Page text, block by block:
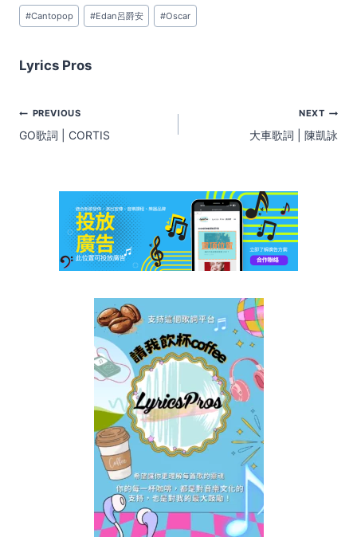
Post
Tags:
#Cantopop #Edan呂爵安 #Oscar
Lyrics Pros
Post
navigation
PREVIOUS
GO歌詞 | CORTIS
NEXT
大車歌詞 | 陳凱詠